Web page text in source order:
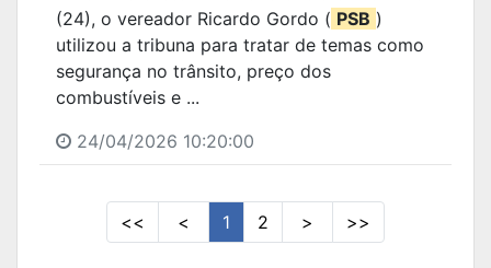
(24), o vereador Ricardo Gordo ( PSB )
utilizou a tribuna para tratar de temas como
segurança no trânsito, preço dos
combustíveis e ...
24/04/2026 10:20:00
<< < 1 2 > >>